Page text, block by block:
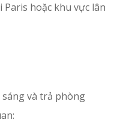
hoặc khu vực lân
sáng và trả phòng